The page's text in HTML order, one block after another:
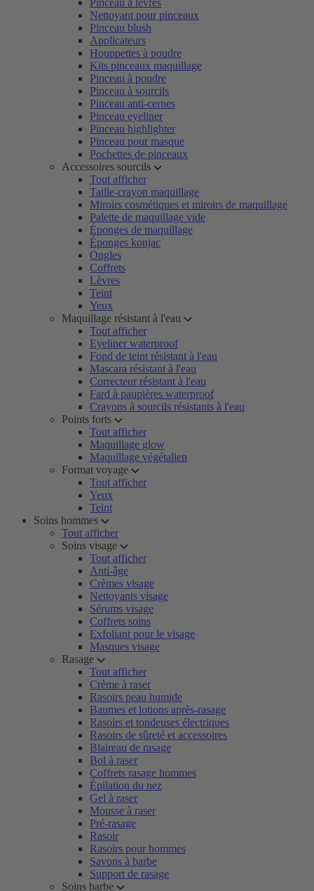
Pinceau à lèvres
Nettoyant pour pinceaux
Pinceau blush
Applicateurs
Houppettes à poudre
Kits pinceaux maquillage
Pinceau à poudre
Pinceau à sourcils
Pinceau anti-cernes
Pinceau eyeliner
Pinceau highlighter
Pinceau pour masque
Pochettes de pinceaux
Accessoires sourcils
Tout afficher
Taille-crayon maquillage
Miroirs cosmétiques et miroirs de maquillage
Palette de maquillage vide
Éponges de maquillage
Éponges konjac
Ongles
Coffrets
Lèvres
Teint
Yeux
Maquillage résistant à l'eau
Tout afficher
Eyeliner waterproof
Fond de teint résistant à l'eau
Mascara résistant à l'eau
Correcteur résistant à l'eau
Fard à paupières waterproof
Crayons à sourcils résistants à l'eau
Points forts
Tout afficher
Maquillage glow
Maquillage végétalien
Format voyage
Tout afficher
Yeux
Teint
Soins hommes
Tout afficher
Soins visage
Tout afficher
Anti-âge
Crèmes visage
Nettoyants visage
Sérums visage
Coffrets soins
Exfoliant pour le visage
Masques visage
Rasage
Tout afficher
Crème à raser
Rasoirs peau humide
Baumes et lotions après-rasage
Rasoirs et tondeuses électriques
Rasoirs de sûreté et accessoires
Blaireau de rasage
Bol à raser
Coffrets rasage hommes
Épilation du nez
Gel à raser
Mousse à raser
Pré-rasage
Rasoir
Rasoirs pour hommes
Savons à barbe
Support de rasage
Soins barbe